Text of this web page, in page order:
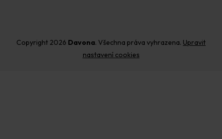
Copyright 2026 Davona. Všechna práva vyhrazena. Upravit
nastavení cookies